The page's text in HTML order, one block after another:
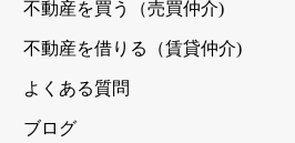
不動産を買う（売買仲介)
不動産を借りる（賃貸仲介)
よくある質問
ブログ